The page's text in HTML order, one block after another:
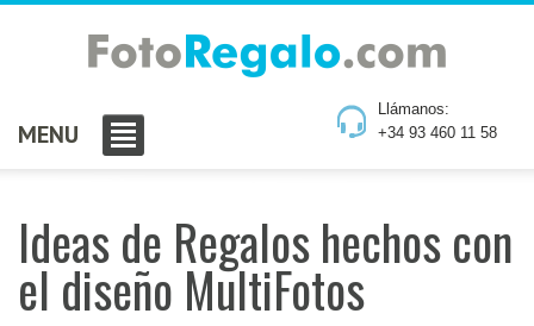
Llámanos:
+34 93 460 11 58
MENU
Ideas de Regalos hechos con
el diseño MultiFotos